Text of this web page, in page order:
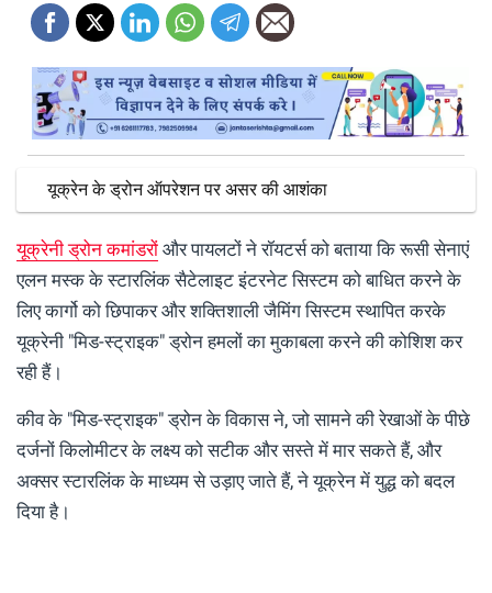
यूक्रेन के ड्रोन ऑपरेशन पर असर की आशंका
यूक्रेनी ड्रोन कमांडरों और पायलटों ने रॉयटर्स को बताया कि रूसी सेनाएं
एलन मस्क के स्टारलिंक सैटेलाइट इंटरनेट सिस्टम को बाधित करने के
लिए कार्गो को छिपाकर और शक्तिशाली जैमिंग सिस्टम स्थापित करके
यूक्रेनी "मिड-स्ट्राइक" ड्रोन हमलों का मुकाबला करने की कोशिश कर
रही हैं।
कीव के "मिड-स्ट्राइक" ड्रोन के विकास ने, जो सामने की रेखाओं के पीछे
दर्जनों किलोमीटर के लक्ष्य को सटीक और सस्ते में मार सकते हैं, और
अक्सर स्टारलिंक के माध्यम से उड़ाए जाते हैं, ने यूक्रेन में युद्ध को बदल
दिया है।